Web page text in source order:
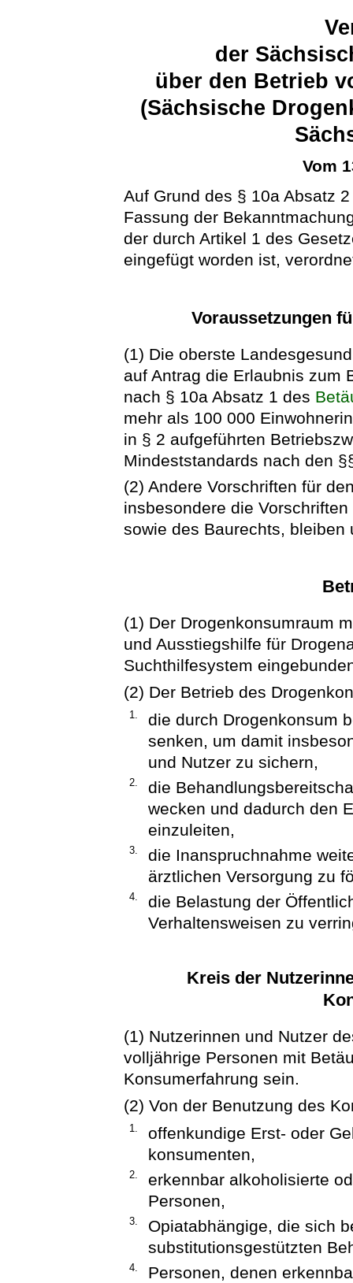
der
über den Betrieb
(Sächsische
Vom
Auf Grund des § 10a Absatz
Fassung der
der durch Artikel 1 des
eingefügt worden ist,
Voraussetzungen
(1) Die oberste
auf Antrag die Erlaubnis zum
nach § 10a Absatz 1 des
mehr als 100 000
in § 2 aufgeführten
Mindeststandards nach den
(2) Andere Vorschriften für
insbesondere die
sowie des Baurechts, bleiben
(1) Der Drogenkonsumraum
und Ausstiegshilfe für
Suchthilfesystem
(2) Der Betrieb des
1.
die durch Drogenkonsum
senken, um damit
und Nutzer zu sichern,
2.
die
wecken und dadurch den
einzuleiten,
3.
die Inanspruchnahme
ärztlichen Versorgung zu
4.
die Belastung der
Verhaltensweisen zu
Kreis der
(1) Nutzerinnen und Nutzer
volljährige Personen mit
Konsumerfahrung sein.
(2) Von der Benutzung des
1.
offenkundige Erst- oder
konsumenten,
2.
erkennbar alkoholisierte
Personen,
3.
Opiatabhängige, die sich
substitutionsgestützten
4.
Personen, denen